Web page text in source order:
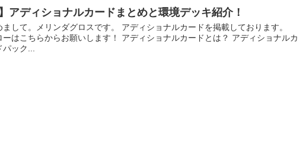
アディショナルカードまとめと環境デッキ紹介！
して。メリンダグロスです。 アディショナルカードを掲載しております。
ーはこちらからお願いします！ アディショナルカードとは？ アディショナルカ
ック...